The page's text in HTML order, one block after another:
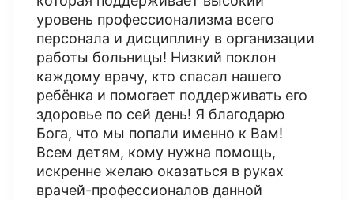
уровень профессионализма всего
персонала и дисциплину в организации
работы больницы! Низкий поклон
каждому врачу, кто спасал нашего
ребёнка и помогает поддерживать его
здоровье по сей день! Я благодарю
Бога, что мы попали именно к Вам!
Всем детям, кому нужна помощь,
искренне желаю оказаться в руках
врачей-профессионалов данной